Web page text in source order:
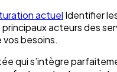
actuel Identifier
acteurs des
besoins.
qui s’intègre